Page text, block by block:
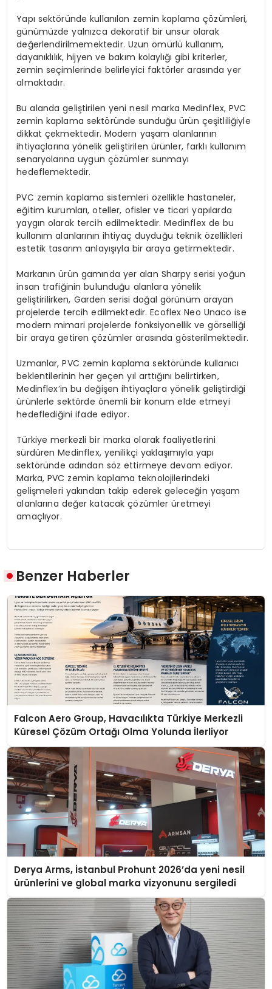
Yapı sektöründe kullanılan zemin kaplama çözümleri,
günümüzde yalnızca dekoratif bir unsur olarak
değerlendirilmemektedir. Uzun ömürlü kullanım,
dayanıklılık, hijyen ve bakım kolaylığı gibi kriterler,
zemin seçimlerinde belirleyici faktörler arasında yer
almaktadır.
Bu alanda geliştirilen yeni nesil marka Medinflex, PVC
zemin kaplama sektöründe sunduğu ürün çeşitliliğiyle
dikkat çekmektedir. Modern yaşam alanlarının
ihtiyaçlarına yönelik geliştirilen ürünler, farklı kullanım
senaryolarına uygun çözümler sunmayı
hedeflemektedir.
PVC zemin kaplama sistemleri özellikle hastaneler,
eğitim kurumları, oteller, ofisler ve ticari yapılarda
yaygın olarak tercih edilmektedir. Medinflex de bu
kullanım alanlarının ihtiyaç duyduğu teknik özellikleri
estetik tasarım anlayışıyla bir araya getirmektedir.
Markanın ürün gamında yer alan Sharpy serisi yoğun
insan trafiğinin bulunduğu alanlara yönelik
geliştirilirken, Garden serisi doğal görünüm arayan
projelerde tercih edilmektedir. Ecoflex Neo Unaco ise
modern mimari projelerde fonksiyonellik ve görselliği
bir araya getiren çözümler arasında gösterilmektedir.
Uzmanlar, PVC zemin kaplama sektöründe kullanıcı
beklentilerinin her geçen yıl arttığını belirtirken,
Medinflex’in bu değişen ihtiyaçlara yönelik geliştirdiği
ürünlerle sektörde önemli bir konum elde etmeyi
hedeflediğini ifade ediyor.
Türkiye merkezli bir marka olarak faaliyetlerini
sürdüren Medinflex, yenilikçi yaklaşımıyla yapı
sektöründe adından söz ettirmeye devam ediyor.
Marka, PVC zemin kaplama teknolojilerindeki
gelişmeleri yakından takip ederek geleceğin yaşam
alanlarına değer katacak çözümler üretmeyi
amaçlıyor.
Benzer Haberler
Falcon Aero Group, Havacılıkta Türkiye Merkezli
Küresel Çözüm Ortağı Olma Yolunda İlerliyor
Derya Arms, İstanbul Prohunt 2026’da yeni nesil
ürünlerini ve global marka vizyonunu sergiledi